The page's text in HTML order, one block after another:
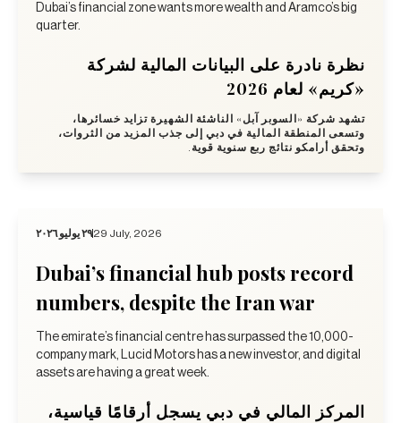
Dubai’s financial zone wants more wealth and Aramco’s big
quarter.
نظرة نادرة على البيانات المالية لشركة
«كريم» لعام 2026
تشهد شركة «السوبر آبل» الناشئة الشهيرة تزايد خسائرها،
وتسعى المنطقة المالية في دبي إلى جذب المزيد من الثروات،
وتحقق أرامكو نتائج ربع سنوية قوية.
٢٩ يوليو ٢٠٢٦29 July, 2026
Dubai’s financial hub posts record
numbers, despite the Iran war
The emirate’s financial centre has surpassed the 10,000-
company mark, Lucid Motors has a new investor, and digital
assets are having a great week.
المركز المالي في دبي يسجل أرقامًا قياسية،